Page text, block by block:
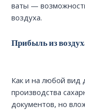
ваты —
воздуха.
Прибыль из
Как и на любой вид
производства
документов, но